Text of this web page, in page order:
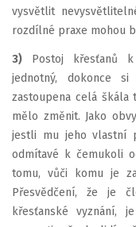
vysvětlit
rozdílné praxe mohou
3) Postoj křesťanů k
jednotný, dokonce
zastoupena celá
mělo změnit. Jako
jestli mu jeho vlastní
odmítavé k čemukoli
tomu, vůči komu je
Přesvědčení, že je
křesťanské vyznání,